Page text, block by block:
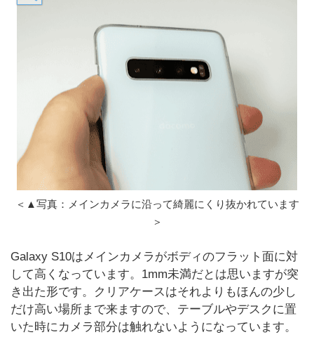
＜▲写真：メインカメラに沿って綺麗にくり抜かれています
＞
Galaxy S10はメインカメラがボディのフラット面に対
して高くなっています。1mm未満だとは思いますが突
き出た形です。クリアケースはそれよりもほんの少し
だけ高い場所まで来ますので、テーブルやデスクに置
いた時にカメラ部分は触れないようになっています。